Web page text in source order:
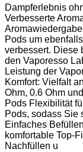
Dampferlebnis
Verbesserte
Pods um
verbessert. Diese
den Vaporesso
Leistung der
Komfort: Vielfalt
Ohm, 0.6 Ohm
Pods Flexibilität
Pods, sodass Sie
Einfaches
komfortable Top-
Nachfüllen u